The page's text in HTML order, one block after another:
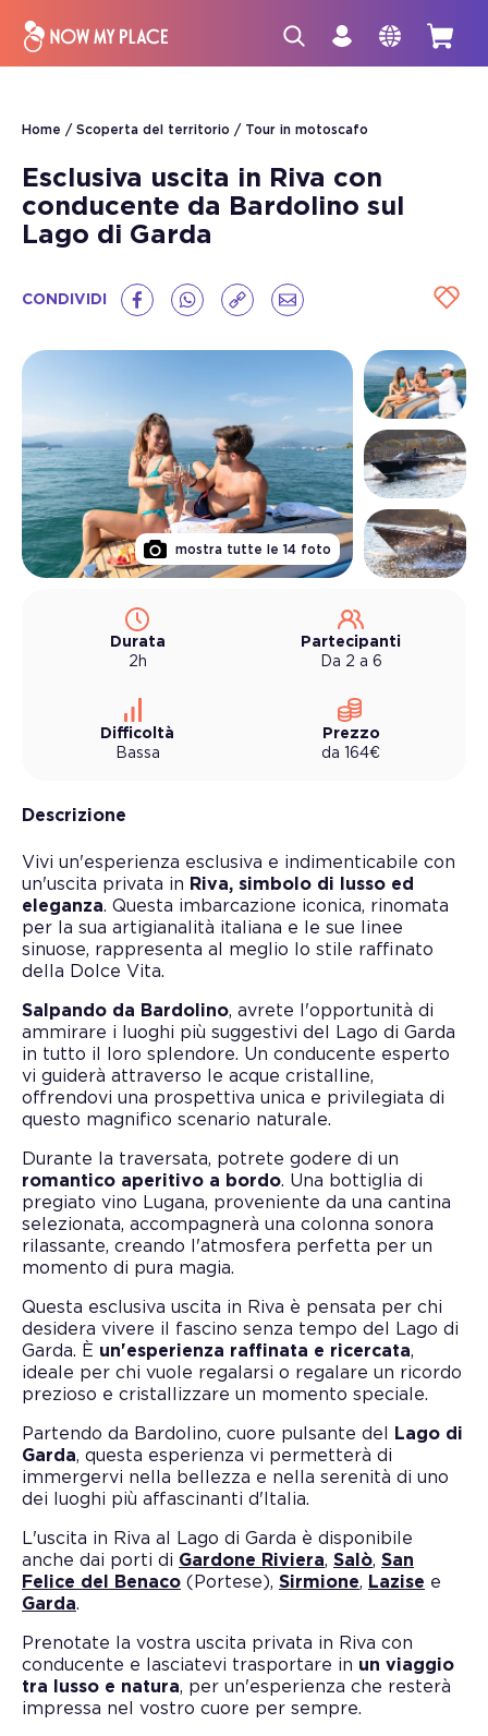
Home Scoperta del territorio Tour in motoscafo
Esclusiva uscita in Riva con
conducente da Bardolino sul
Lago di Garda
CONDIVIDI
mostra tutte le 14 foto
Durata
2h
Partecipanti
Da 2 a 6
Difficoltà
Bassa
Prezzo
da
164€
Descrizione
Vivi un'esperienza esclusiva e indimenticabile con
un'uscita privata in Riva, simbolo di lusso ed
eleganza. Questa imbarcazione iconica, rinomata
per la sua artigianalità italiana e le sue linee
sinuose, rappresenta al meglio lo stile raffinato
della Dolce Vita.
Salpando da Bardolino, avrete l'opportunità di
ammirare i luoghi più suggestivi del Lago di Garda
in tutto il loro splendore. Un conducente esperto
vi guiderà attraverso le acque cristalline,
offrendovi una prospettiva unica e privilegiata di
questo magnifico scenario naturale.
Durante la traversata, potrete godere di un
romantico aperitivo a bordo. Una bottiglia di
pregiato vino Lugana, proveniente da una cantina
selezionata, accompagnerà una colonna sonora
rilassante, creando l'atmosfera perfetta per un
momento di pura magia.
Questa esclusiva uscita in Riva è pensata per chi
desidera vivere il fascino senza tempo del Lago di
Garda. È un'esperienza raffinata e ricercata,
ideale per chi vuole regalarsi o regalare un ricordo
prezioso e cristallizzare un momento speciale.
Partendo da Bardolino, cuore pulsante del
Lago di
Garda, questa esperienza vi permetterà di
immergervi nella bellezza e nella serenità di uno
dei luoghi più affascinanti d'Italia.
L'uscita in Riva al Lago di Garda è disponibile
anche dai porti di Gardone Riviera, Salò, San
Felice del Benaco (Portese), Sirmione, Lazise e
Garda.
Prenotate la vostra uscita privata in Riva con
conducente e lasciatevi trasportare in un viaggio
tra lusso e natura, per un'esperienza che resterà
impressa nel vostro cuore per sempre.